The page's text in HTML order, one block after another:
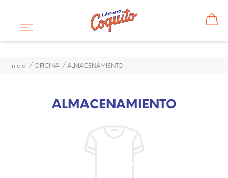
Inicio OFICINA ALMACENAMIENTO
ALMACENAMIENTO